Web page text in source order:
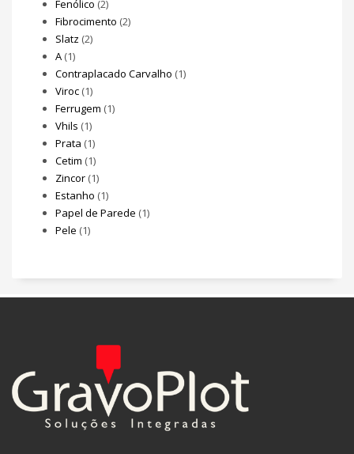
Fenólico (2)
Fibrocimento (2)
Slatz (2)
A (1)
Contraplacado Carvalho (1)
Viroc (1)
Ferrugem (1)
Vhils (1)
Prata (1)
Cetim (1)
Zincor (1)
Estanho (1)
Papel de Parede (1)
Pele (1)